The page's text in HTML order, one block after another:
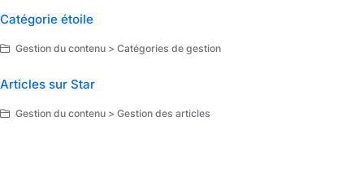
Catégorie étoile
Gestion du contenu > Catégories de gestion
Articles sur Star
Gestion du contenu > Gestion des articles